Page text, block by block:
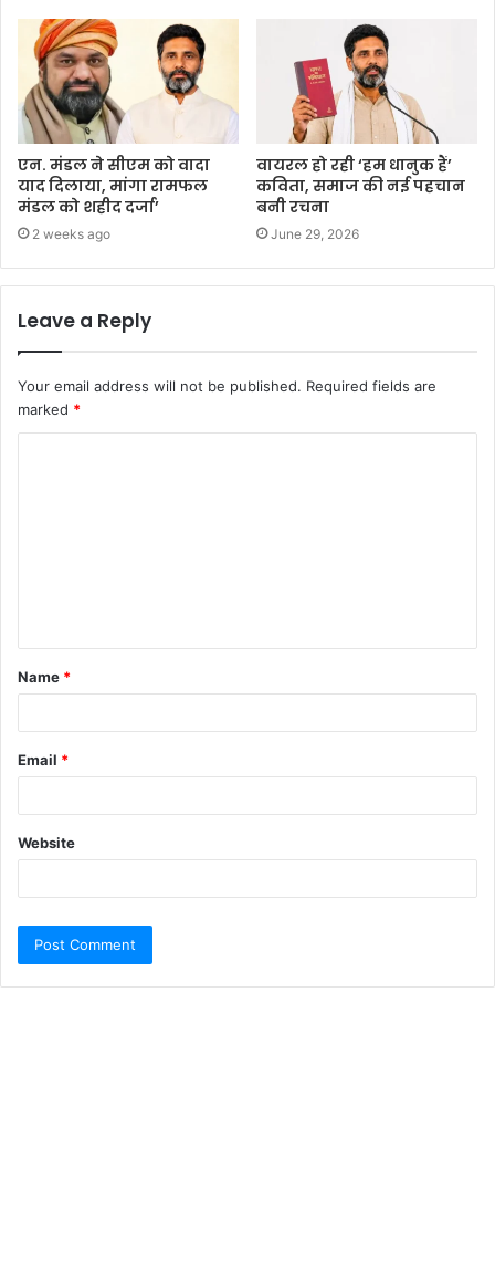
एन. मंडल ने सीएम को वादा
याद दिलाया, मांगा रामफल
मंडल को शहीद दर्जा’
2 weeks ago
वायरल हो रही ‘हम धानुक हैं’
कविता, समाज की नई पहचान
बनी रचना
June 29, 2026
Leave a Reply
Your email address will not be published. Required fields are
marked *
Name *
Email *
Website